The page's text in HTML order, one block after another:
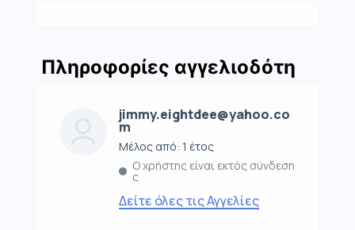
Πληροφορίες αγγελιοδότη
jimmy.eightdee@yahoo.co
m
Μέλος από: 1 έτος
Ο χρήστης είναι εκτός σύνδεση
ς
Δείτε όλες τις Αγγελίες